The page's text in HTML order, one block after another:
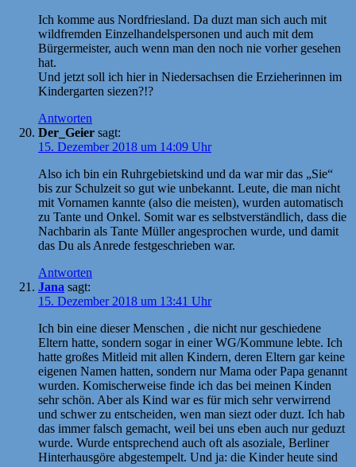
Ich komme aus Nordfriesland. Da duzt man sich auch mit
wildfremden Einzelhandelspersonen und auch mit dem
Bürgermeister, auch wenn man den noch nie vorher gesehen
hat.
Und jetzt soll ich hier in Niedersachsen die Erzieherinnen im
Kindergarten siezen?!?
Antworten
Der_Geier sagt:
15. Dezember 2018 um 14:09 Uhr
Also ich bin ein Ruhrgebietskind und da war mir das „Sie“
bis zur Schulzeit so gut wie unbekannt. Leute, die man nicht
mit Vornamen kannte (also die meisten), wurden automatisch
zu Tante und Onkel. Somit war es selbstverständlich, dass die
Nachbarin als Tante Müller angesprochen wurde, und damit
das Du als Anrede festgeschrieben war.
Antworten
Jana sagt:
15. Dezember 2018 um 13:41 Uhr
Ich bin eine dieser Menschen , die nicht nur geschiedene
Eltern hatte, sondern sogar in einer WG/Kommune lebte. Ich
hatte großes Mitleid mit allen Kindern, deren Eltern gar keine
eigenen Namen hatten, sondern nur Mama oder Papa genannt
wurden. Komischerweise finde ich das bei meinen Kinden
sehr schön. Aber als Kind war es für mich sehr verwirrend
und schwer zu entscheiden, wen man siezt oder duzt. Ich hab
das immer falsch gemacht, weil bei uns eben auch nur geduzt
wurde. Wurde entsprechend auch oft als asoziale, Berliner
Hinterhausgöre abgestempelt. Und ja: die Kinder heute sind